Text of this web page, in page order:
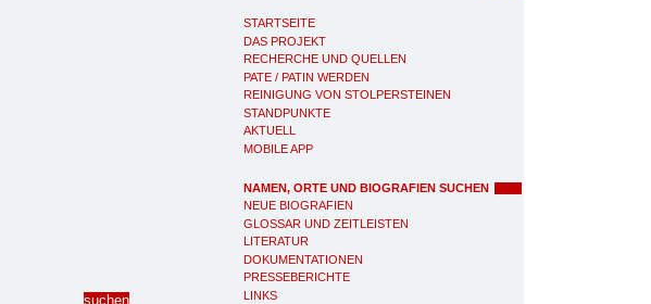
STARTSEITE
DAS PROJEKT
RECHERCHE UND QUELLEN
PATE / PATIN WERDEN
REINIGUNG VON STOLPERSTEINEN
STANDPUNKTE
AKTUELL
MOBILE APP
NAMEN, ORTE UND BIOGRAFIEN SUCHEN
NEUE BIOGRAFIEN
GLOSSAR UND ZEITLEISTEN
LITERATUR
DOKUMENTATIONEN
PRESSEBERICHTE
LINKS